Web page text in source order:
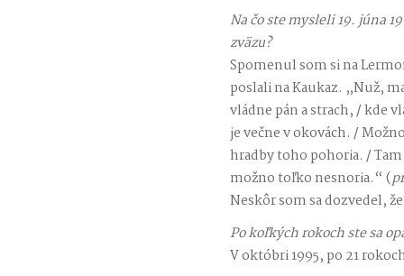
Na čo ste mysleli 19. júna
zväzu?
Spomenul som si na
poslali na Kaukaz. „Nuž,
vládne pán a strach, / kde
je večne v okovách. /
hradby toho pohoria. /
možno toľko nesnoria.“ (
Neskôr som sa dozvedel,
Po koľkých rokoch ste sa
V októbri 1995, po 21